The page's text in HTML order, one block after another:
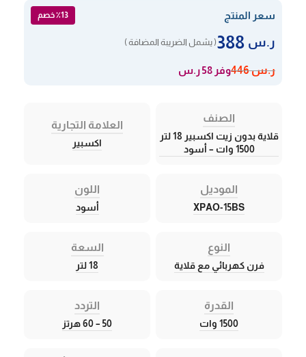
سعر المنتج ٪13 خصم
ر.س ( يشمل الضريبة المضافة )
ر.س446 وفر 58 ر.س
الصنف
قلاية بدون زيت اكسبير 18 لتر
1500 وات – أسود
العلامة التجارية
اكسبير
الموديل
XPAO-15BS
اللون
أسود
النوع
فرن كهربائي مع قلاية
السعة
18 لتر
القدرة
1500 وات
التردد
50 – 60 هرتز